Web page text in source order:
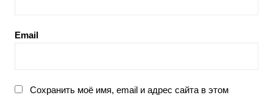
Email
Сохранить моё имя, email и адрес сайта в этом